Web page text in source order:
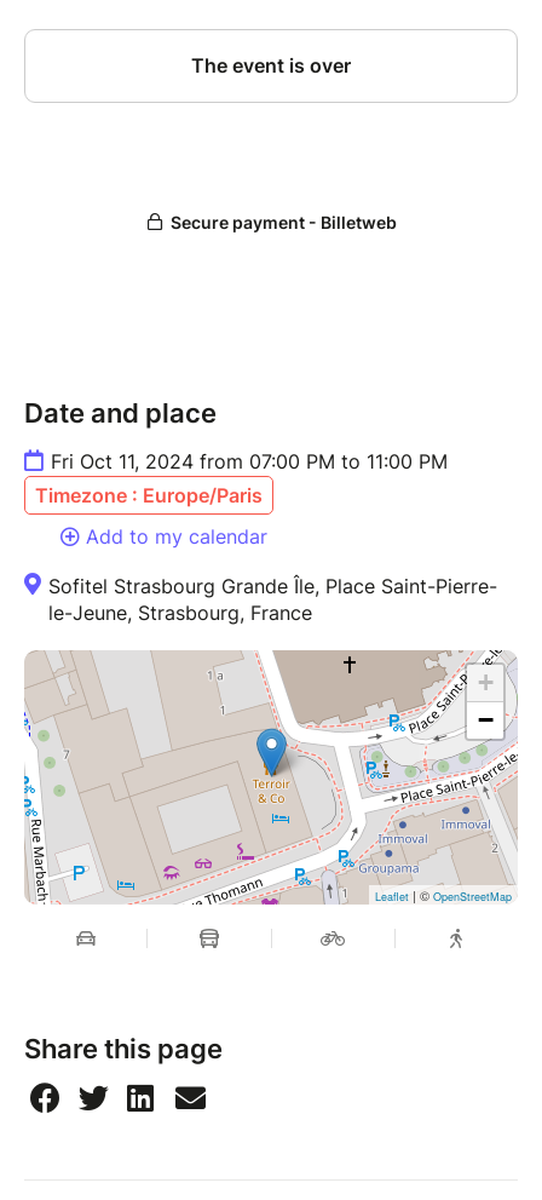
leur permettra de continuer leurs actions de soutien à
la recherche en Alsace, d’améliorer la vie des malades
lequel vous pourrez bénéficier d'un reçu fiscal de
L’Alsace contre le cancer (ATGC) • Association
reconnue mission d’Utilité Publique • 2 allée d’Oslo -
67300 Strasbourg Schiltigheim • Tél. : 03 88 62 22
22 • @ : info@alsacecontrecancer.com • Internet :
Date and place
Fri Oct 11, 2024 from 07:00 PM to 11:00 PM
Timezone : Europe/Paris
Add to my calendar
Sofitel Strasbourg Grande Île, Place Saint-Pierre-
le-Jeune, Strasbourg, France
+
−
Leaflet | © OpenStreetMap
Share this page